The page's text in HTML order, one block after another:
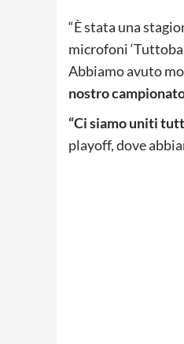
“È stata una
microfoni
Abbiamo avuto
nostro
“Ci siamo uniti
playoff, dove